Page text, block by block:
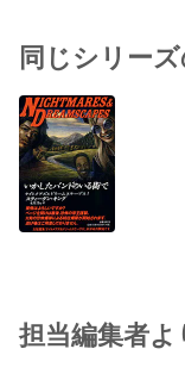
同じシリー
担当編集者よ